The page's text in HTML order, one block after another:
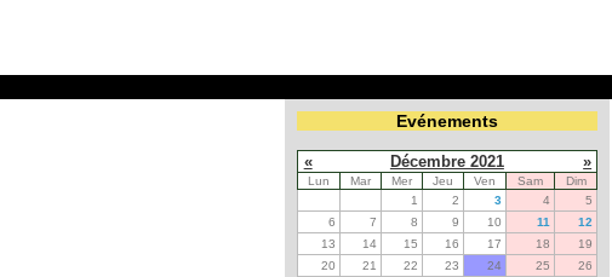
Evénements
« Décembre 2021 »
Lun Mar Mer Jeu Ven Sam
Dim
1
2 3 4
5
6
7 8 9 10 11
12
13
14 15 16 17 18
19
20
21 22 23 24 25
26